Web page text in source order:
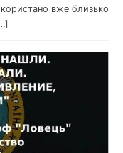
вже близько